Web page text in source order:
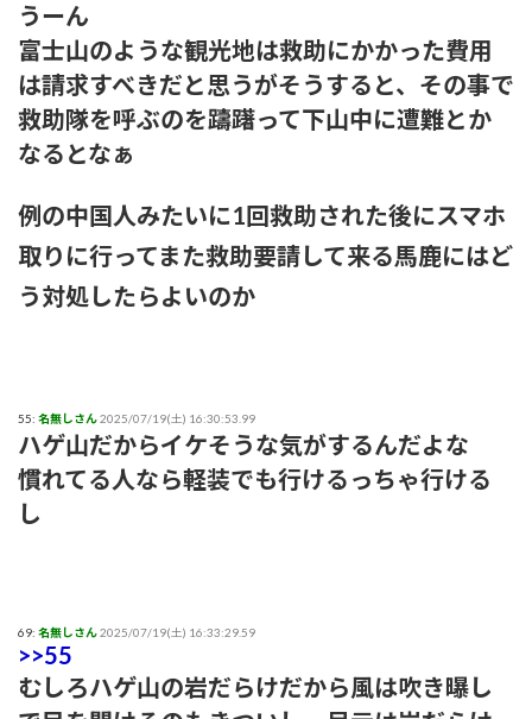
うーん
富士山のような観光地は救助にかかった費用
は請求すべきだと思うがそうすると、その事で
救助隊を呼ぶのを躊躇って下山中に遭難とか
なるとなぁ
例の中国人みたいに1回救助された後にスマホ
取りに行ってまた救助要請して来る馬鹿にはど
う対処したらよいのか
55: 名無しさん2025/07/19(土) 16:30:53.99
ハゲ山だからイケそうな気がするんだよな
慣れてる人なら軽装でも行けるっちゃ行ける
し
69: 名無しさん2025/07/19(土) 16:33:29.59
>>55
むしろハゲ山の岩だらけだから風は吹き曝し